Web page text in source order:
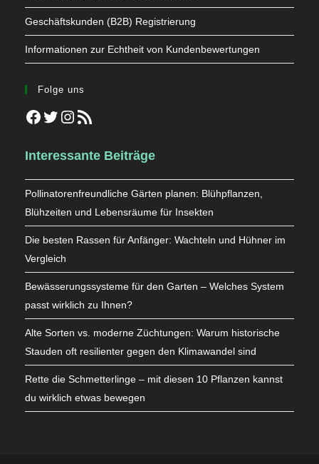
Geschäftskunden (B2B) Registrierung
Informationen zur Echtheit von Kundenbewertungen
Folge uns
Facebook
TwitterInstagram
RSS-Feed
Interessante Beiträge
Pollinatorenfreundliche Gärten planen: Blühpflanzen,
Blühzeiten und Lebensräume für Insekten
Die besten Rassen für Anfänger: Wachteln und Hühner im
Vergleich
Bewässerungssysteme für den Garten – Welches System
passt wirklich zu Ihnen?
Alte Sorten vs. moderne Züchtungen: Warum historische
Stauden oft resilienter gegen den Klimawandel sind
Rette die Schmetterlinge – mit diesen 10 Pflanzen kannst
du wirklich etwas bewegen